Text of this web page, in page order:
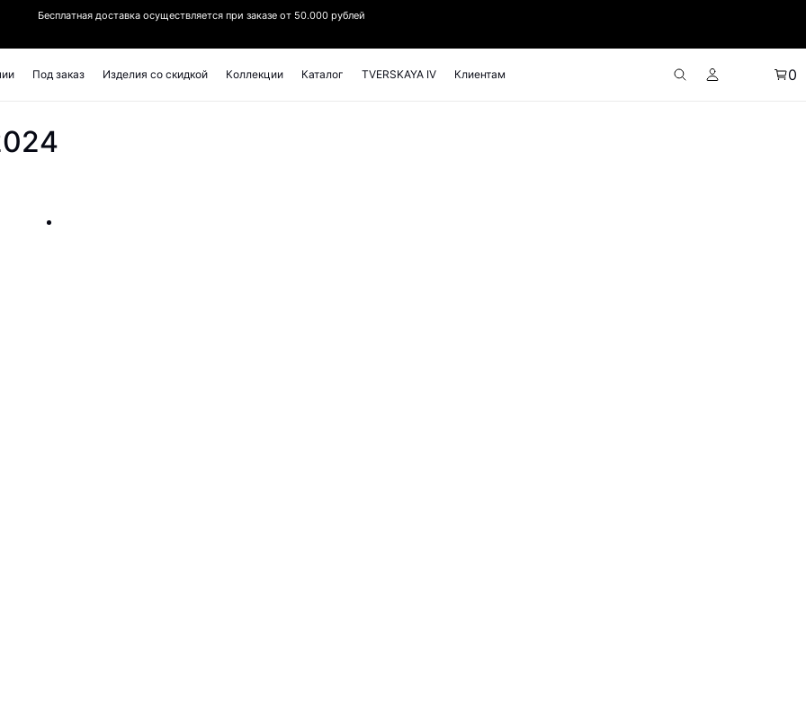
Бесплатная доставка осуществляется при заказе от 50.000 рублей
Под заказ Изделия со скидкой Коллекции Каталог TVERSKAYA IV Клиентам 0